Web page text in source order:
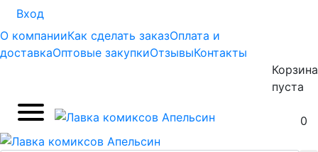
Вход
О компанииКак сделать заказОплата и
доставкаОптовые закупкиОтзывыКонтакты
Корзина
пуста
0